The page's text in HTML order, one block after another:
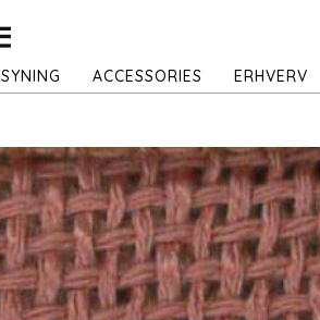
SYNING ACCESSORIES ERHVERV